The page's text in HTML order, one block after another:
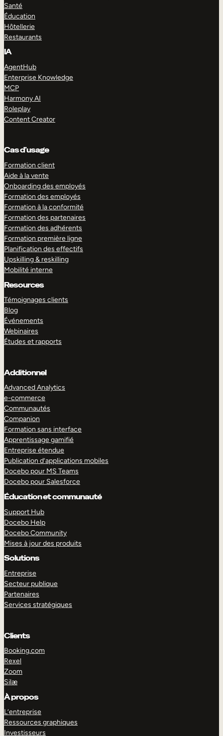
Santé
Éducation
Hôtellerie
Restaurants
IA
AgentHub
Enterprise Knowledge
MCP
Harmony AI
Roleplay
Content Creator
Cas d’usage
Formation client
Aide à la vente
Onboarding des employés
Formation des employés
Formation à la conformité
Formation des partenaires
Formation des adhérents
Formation première ligne
Planification des effectifs
Upskilling & reskilling
Mobilité interne
Resources
Témoignages clients
Blog
Événements
Webinaires
Études et rapports
Additionnel
Advanced Analytics
e-commerce
Communautés
Companion
Formation sans interface
Apprentissage gamifié
Entreprise étendue
Publication d’applications mobiles
Docebo pour MS Teams
Docebo pour Salesforce
Éducation et communauté
Support Hub
Docebo Help
Docebo Community
Mises à jour des produits
Solutions
Entreprise
Secteur publique
Partenaires
Services stratégiques
Clients
Booking.com
Rexel
Zoom
Silæ
À propos
L’entreprise
Ressources graphiques
Investisseurs